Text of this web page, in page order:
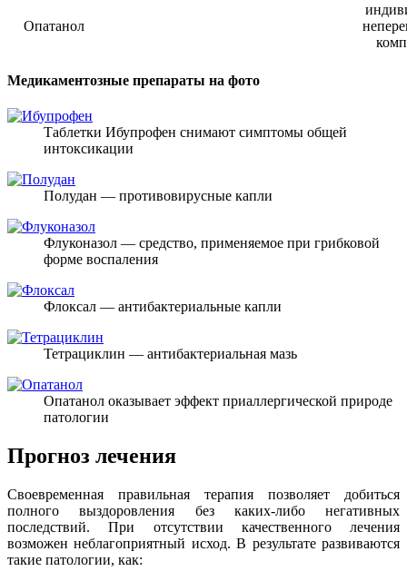
Опатанол
Медикаментозные препараты на фото
Таблетки Ибупрофен снимают симптомы общей
интоксикации
Полудан — противовирусные капли
Флуконазол — средство, применяемое при грибковой
форме воспаления
Флоксал — антибактериальные капли
Тетрациклин — антибактериальная мазь
Опатанол оказывает эффект приаллергической природе
патологии
Прогноз лечения
Своевременная правильная терапия позволяет добиться
полного выздоровления без каких-либо негативных
последствий. При отсутствии качественного лечения
возможен неблагоприятный исход. В результате развиваются
такие патологии, как: